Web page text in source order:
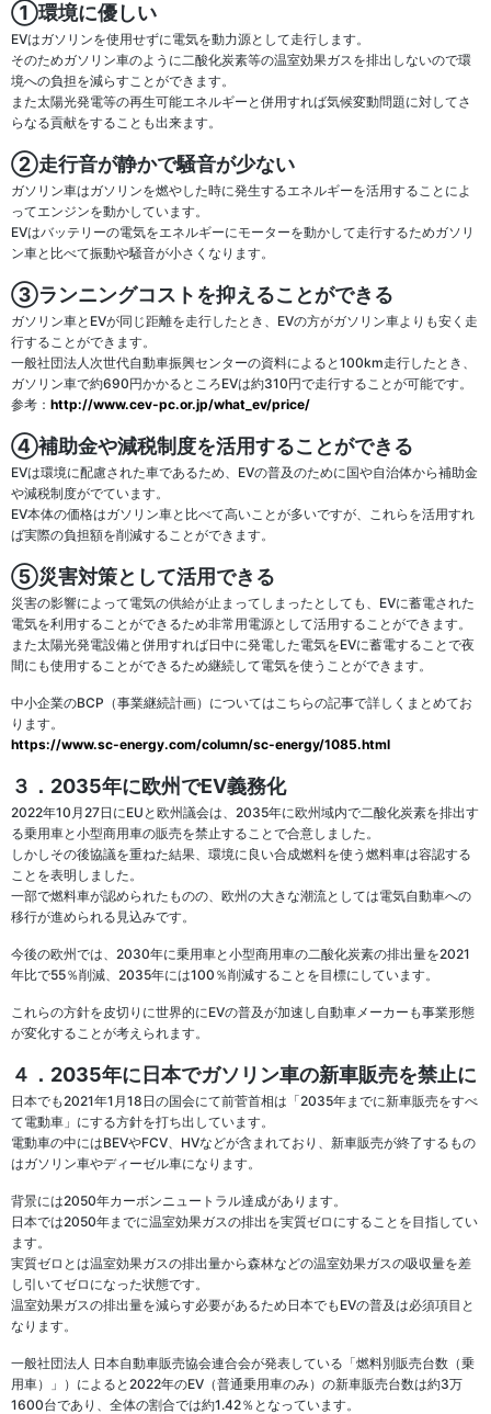
①環境に優しい
EVはガソリンを使用せずに電気を動力源として走行します。
そのためガソリン車のように二酸化炭素等の温室効果ガスを排出しないので環
境への負担を減らすことができます。
また太陽光発電等の再生可能エネルギーと併用すれば気候変動問題に対してさ
らなる貢献をすることも出来ます。
②走行音が静かで騒音が少ない
ガソリン車はガソリンを燃やした時に発生するエネルギーを活用することによ
ってエンジンを動かしています。
EVはバッテリーの電気をエネルギーにモーターを動かして走行するためガソリ
ン車と比べて振動や騒音が小さくなります。
③ランニングコストを抑えることができる
ガソリン車とEVが同じ距離を走行したとき、EVの方がガソリン車よりも安く走
行することができます。
一般社団法人次世代自動車振興センターの資料によると100km走行したとき、
ガソリン車で約690円かかるところEVは約310円で走行することが可能です。
参考： http://www.cev-pc.or.jp/what_ev/price/
④補助金や減税制度を活用することができる
EVは環境に配慮された車であるため、EVの普及のために国や自治体から補助金
や減税制度がでています。
EV本体の価格はガソリン車と比べて高いことが多いですが、これらを活用すれ
ば実際の負担額を削減することができます。
⑤災害対策として活用できる
災害の影響によって電気の供給が止まってしまったとしても、EVに蓄電された
電気を利用することができるため非常用電源として活用することができます。
また太陽光発電設備と併用すれば日中に発電した電気をEVに蓄電することで夜
間にも使用することができるため継続して電気を使うことができます。
中小企業のBCP（事業継続計画）についてはこちらの記事で詳しくまとめてお
ります。
https://www.sc-energy.com/column/sc-energy/1085.html
３．2035年に欧州でEV義務化
2022年10月27日にEUと欧州議会は、2035年に欧州域内で二酸化炭素を排出す
る乗用車と小型商用車の販売を禁止することで合意しました。
しかしその後協議を重ねた結果、環境に良い合成燃料を使う燃料車は容認する
ことを表明しました。
一部で燃料車が認められたものの、欧州の大きな潮流としては電気自動車への
移行が進められる見込みです。
今後の欧州では、2030年に乗用車と小型商用車の二酸化炭素の排出量を2021
年比で55％削減、2035年には100％削減することを目標にしています。
これらの方針を皮切りに世界的にEVの普及が加速し自動車メーカーも事業形態
が変化することが考えられます。
４．2035年に日本でガソリン車の新車販売を禁止に
日本でも2021年1月18日の国会にて前菅首相は「2035年までに新車販売をすべ
て電動車」にする方針を打ち出しています。
電動車の中にはBEVやFCV、HVなどが含まれており、新車販売が終了するもの
はガソリン車やディーゼル車になります。
背景には2050年カーボンニュートラル達成があります。
日本では2050年までに温室効果ガスの排出を実質ゼロにすることを目指してい
ます。
実質ゼロとは温室効果ガスの排出量から森林などの温室効果ガスの吸収量を差
し引いてゼロになった状態です。
温室効果ガスの排出量を減らす必要があるため日本でもEVの普及は必須項目と
なります。
一般社団法人 日本自動車販売協会連合会が発表している「燃料別販売台数（乗
用車）」）によると2022年のEV（普通乗用車のみ）の新車販売台数は約3万
1600台であり、全体の割合では約1.42％となっています。